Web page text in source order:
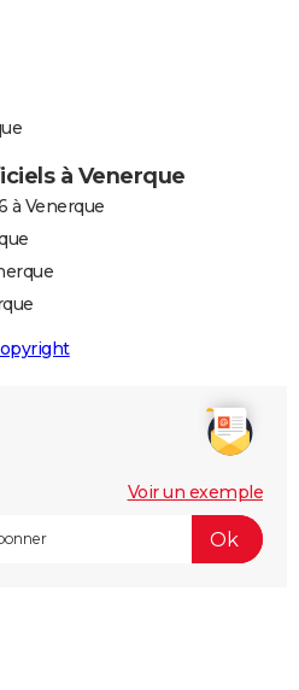
à Venerque
à Venerque
Voir un exemple